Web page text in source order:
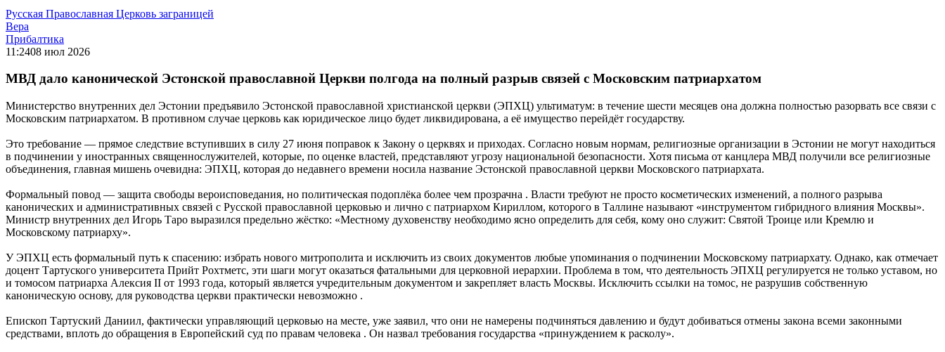
Русская Православная Церковь заграницей
Вера
Прибалтика
11:2408 июл 2026
МВД дало канонической Эстонской православной Церкви полгода на полный разрыв связей с Московским патриархатом
Министерство внутренних дел Эстонии предъявило Эстонской православной христианской церкви (ЭПХЦ) ультиматум: в течение шести месяцев она должна полностью разорвать все связи с
Московским патриархатом. В противном случае церковь как юридическое лицо будет ликвидирована, а её имущество перейдёт государству.
Это требование — прямое следствие вступивших в силу 27 июня поправок к Закону о церквях и приходах. Согласно новым нормам, религиозные организации в Эстонии не могут находиться
в подчинении у иностранных священнослужителей, которые, по оценке властей, представляют угрозу национальной безопасности. Хотя письма от канцлера МВД получили все религиозные
объединения, главная мишень очевидна: ЭПХЦ, которая до недавнего времени носила название Эстонской православной церкви Московского патриархата.
Формальный повод — защита свободы вероисповедания, но политическая подоплёка более чем прозрачна . Власти требуют не просто косметических изменений, а полного разрыва
канонических и административных связей с Русской православной церковью и лично с патриархом Кириллом, которого в Таллине называют «инструментом гибридного влияния Москвы».
Министр внутренних дел Игорь Таро выразился предельно жёстко: «Местному духовенству необходимо ясно определить для себя, кому оно служит: Святой Троице или Кремлю и
Московскому патриарху».
У ЭПХЦ есть формальный путь к спасению: избрать нового митрополита и исключить из своих документов любые упоминания о подчинении Московскому патриархату. Однако, как отмечает
доцент Тартуского университета Прийт Рохтметс, эти шаги могут оказаться фатальными для церковной иерархии. Проблема в том, что деятельность ЭПХЦ регулируется не только уставом, но
и томосом патриарха Алексия II от 1993 года, который является учредительным документом и закрепляет власть Москвы. Исключить ссылки на томос, не разрушив собственную
каноническую основу, для руководства церкви практически невозможно .
Епископ Тартуский Даниил, фактически управляющий церковью на месте, уже заявил, что они не намерены подчиняться давлению и будут добиваться отмены закона всеми законными
средствами, вплоть до обращения в Европейский суд по правам человека . Он назвал требования государства «принуждением к расколу».